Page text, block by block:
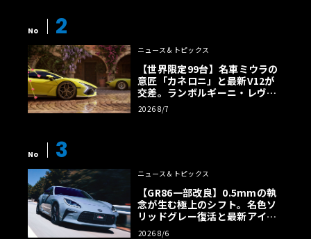
No 2
ニュース＆トピックス
【世界限定99台】名車ミウラの
意匠「カネロニ」と最新V12が
交差。ランボルギーニ・レヴエ
ルトに60周年記念車が登場
2026 8/7
No 3
ニュース＆トピックス
【GR86一部改良】0.5mmの執
念が生む極上のシフト。名色ソ
リッドグレー復活と最新アイサ
イトでFRの極みへ
2026 8/6